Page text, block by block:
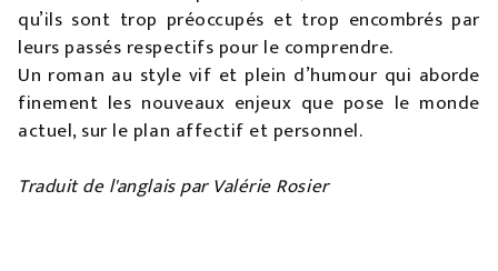
qu’ils sont trop préoccupés et trop encombrés par
leurs passés respectifs pour le comprendre.
Un roman au style vif et plein d’humour qui aborde
finement les nouveaux enjeux que pose le monde
actuel, sur le plan affectif et personnel.
Traduit de l'anglais par Valérie Rosier